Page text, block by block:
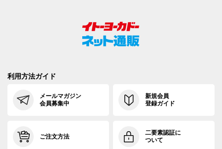
利用方法ガイド
メールマガジン
会員募集中
新規会員
登録ガイド
ご注文方法
二要素認証に
ついて